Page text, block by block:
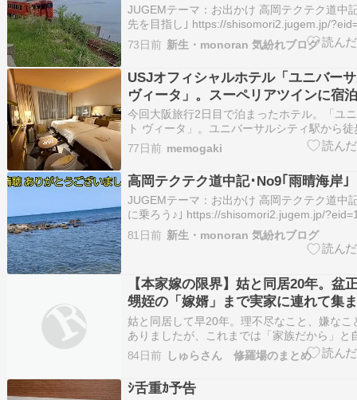
JUGEMテーマ：お出かけ 高岡テクテク道中
先を目指し｣ https://shisomori2.jugem.jp/
駅｣から｢島尾駅｣までテクテクした????????
い子枠の ものらん]です?????????…
73日前 新生・monoran 気紛れブログ
USJオフィシャルホテル「ユニバー
ヴィータ」。スーペリアツインに宿
カピカ、全室バストイレ別が良い。
おすすめ。
今回大阪旅行2日目で泊まったホテル。「ユ
ト ヴィータ」。ユニバーサルシティ駅から
離にあるオフィシャルホテル。 先に開業し
ルポート」の後に2018年に開業したホテル
見えている）で、すべてがピカピカ。 オフ
大型…
77日前 memogaki
高岡テクテク道中記･No9｢雨晴海岸｣
JUGEMテーマ：お出かけ 高岡テクテク道中
に乗ろう♪｣ https://shisomori2.jugem.jp/
駅から｢JR氷見線｣に乗りました
線】 ｢高岡(たかおか)｣ ｢越中中川(えっちゅ
81日前 新生・monoran 気紛れブログ
【本家嫁の限界】姑と同居20年。盆
甥姪の「嫁婿」まで実家に連れて集
ライラ…！小姑の夫が勝手に決める
姑と同居して早20年。理不尽なこと、嫌なこ
ありましたが、これまでは「家族だから」と
せ、受け流してきました。しかし、どうして
限界が来てしまいました。それは、お盆や正
ウィーク（GW）といった大型連休のたびに
寄せてくる親…
84日前 しゅらさん 修羅場のまとめ
ｼ舌重ｶ予告